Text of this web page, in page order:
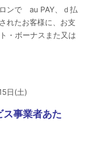
ンで au PAY、ｄ払
れたお客様に、お支
・ボーナスまた又は
日(土)
事業者あた